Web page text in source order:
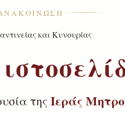
της Ιεράς